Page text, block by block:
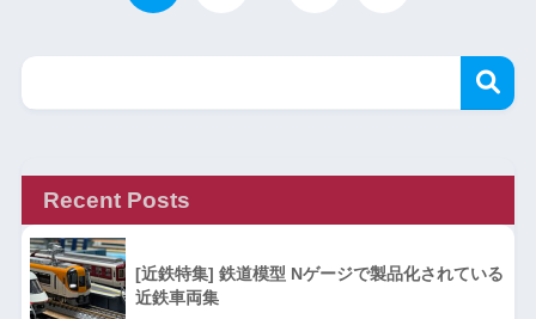
Recent Posts
[近鉄特集] 鉄道模型 Nゲージで製品化されている
近鉄車両集